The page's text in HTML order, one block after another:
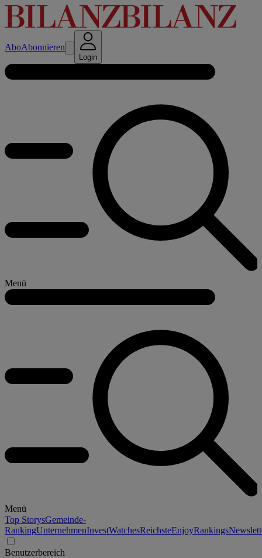
AboAbonnieren
Login
Menü
Menü
Top StorysGemeinde-
RankingUnternehmenInvestWatchesReichsteEnjoyRankings
Benutzerbereich